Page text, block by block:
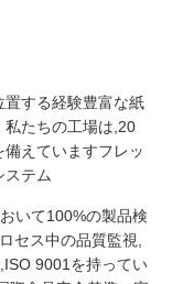
ち
て
工場 ツアー
する経験豊富な紙
たちの工場は,20
えていますフレッ
ステム
いて100%の製品検
セス中の品質監視,
9001を持ってい